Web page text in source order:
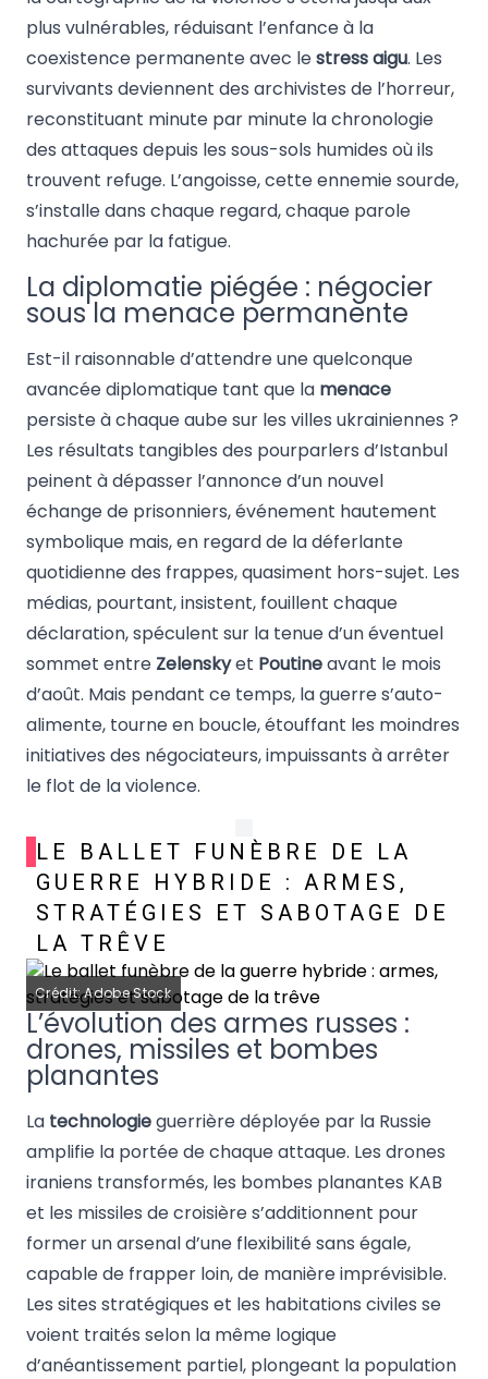
plus vulnérables, réduisant l’enfance à la
coexistence permanente avec lestress aigu. Les
survivants deviennent des archivistes de l’horreur,
reconstituant minute par minute la chronologie
des attaques depuis les sous-sols humides où ils
trouvent refuge. L’angoisse, cette ennemie sourde,
s’installe dans chaque regard, chaque parole
hachurée par la fatigue.
La diplomatie piégée : négocier
sous la menace permanente
Est-il raisonnable d’attendre une quelconque
avancée diplomatique tant que la menace
persiste à chaque aube sur les villes ukrainiennes ?
Les résultats tangibles des pourparlers d’Istanbul
peinent à dépasser l’annonce d’un nouvel
échange de prisonniers, événement hautement
symbolique mais, en regard de la déferlante
quotidienne des frappes, quasiment hors-sujet. Les
médias, pourtant, insistent, fouillent chaque
déclaration, spéculent sur la tenue d’un éventuel
sommet entre Zelenskyet Poutineavant le mois
d’août. Mais pendant ce temps, la guerre s’auto-
alimente, tourne en boucle, étouffant les moindres
initiatives des négociateurs, impuissants à arrêter
le flot de la violence.
LE BALLET FUNÈBRE DE LA
GUERRE HYBRIDE : ARMES,
STRATÉGIES ET SABOTAGE DE
LA TRÊVE
Crédit: Adobe Stock
L’évolution des armes russes :
drones, missiles et bombes
planantes
La technologieguerrière déployée par la Russie
amplifie la portée de chaque attaque. Les drones
iraniens transformés, les bombes planantes KAB
et les missiles de croisière s’additionnent pour
former un arsenal d’une flexibilité sans égale,
capable de frapper loin, de manière imprévisible.
Les sites stratégiques et les habitations civiles se
voient traités selon la même logique
d’anéantissement partiel, plongeant la population